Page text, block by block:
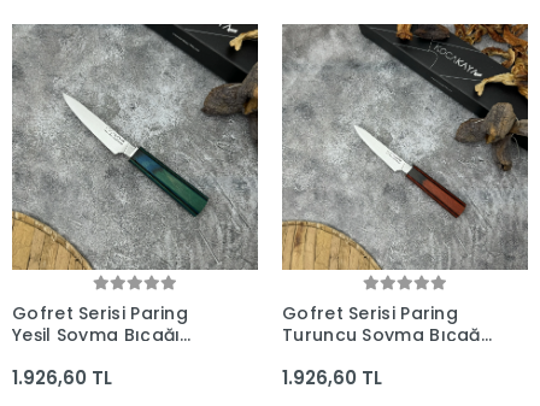
Gofret Serisi Paring
Yeşil Soyma Bıçağı
Kocakaya Bıçakları
1.926,60 TL
Gofret Serisi Paring
Turuncu Soyma Bıçağı
Kocakaya Bıçakları
1.926,60 TL